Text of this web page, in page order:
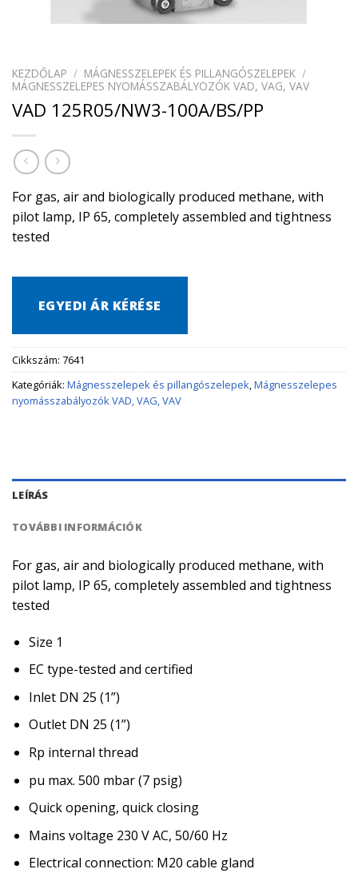
KEZDŐLAP / MÁGNESSZELEPEK ÉS PILLANGÓSZELEPEK /
MÁGNESSZELEPES NYOMÁSSZABÁLYOZÓK VAD, VAG, VAV
VAD 125R05/NW3-100A/BS/PP
For gas, air and biologically produced methane, with
pilot lamp, IP 65, completely assembled and tightness
tested
EGYEDI ÁR KÉRÉSE
Cikkszám: 7641
Kategóriák: Mágnesszelepek és pillangószelepek,Mágnesszelepes
nyomásszabályozók VAD, VAG, VAV
LEÍRÁS
TOVÁBBI INFORMÁCIÓK
For gas, air and biologically produced methane, with
pilot lamp, IP 65, completely assembled and tightness
tested
Size 1
EC type-tested and certified
Inlet DN 25 (1”)
Outlet DN 25 (1”)
Rp internal thread
pu max. 500 mbar (7 psig)
Quick opening, quick closing
Mains voltage 230 V AC, 50/60 Hz
Electrical connection: M20 cable gland